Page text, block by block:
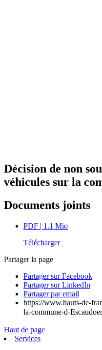
Décision de non
véhicules sur la
Documents joints
PDF | 1.1 Mio
Télécharger
Partager la page
Partager sur Facebook
Partager sur LinkedIn
Partager par email
https://www.hauts-de-
la-commune-d-
Haut de page
Services